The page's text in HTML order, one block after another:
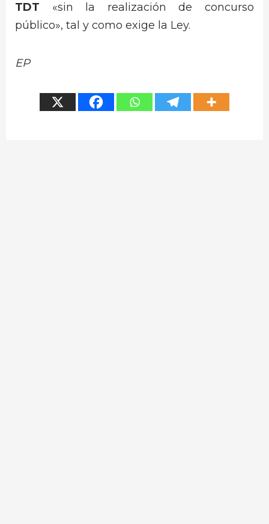
TDT «sin la realización de concurso
público», tal y como exige la Ley.
EP